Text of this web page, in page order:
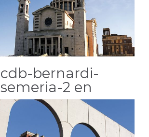
cdb-bernardi-
semeria-2 en